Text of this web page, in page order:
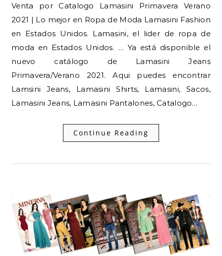
Venta por Catalogo Lamasini Primavera Verano
2021 | Lo mejor en Ropa de Moda Lamasini Fashion
en Estados Unidos. Lamasini, el lider de ropa de
moda en Estados Unidos. … Ya está disponible el
nuevo catálogo de Lamasini Jeans
Primavera/Verano 2021. Aqui puedes encontrar
Lamsini Jeans, Lamasini Shirts, Lamasini, Sacos,
Lamasini Jeans, Lamasini Pantalones, Catalogo…
Continue Reading